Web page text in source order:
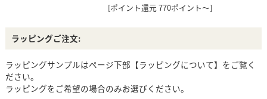
[ポイント還元 770ポイント～]
ラッピングご注文:
ラッピングサンプルはページ下部【ラッピングについて】をご覧く
ださい。
ラッピングをご希望の場合のみお選びください。